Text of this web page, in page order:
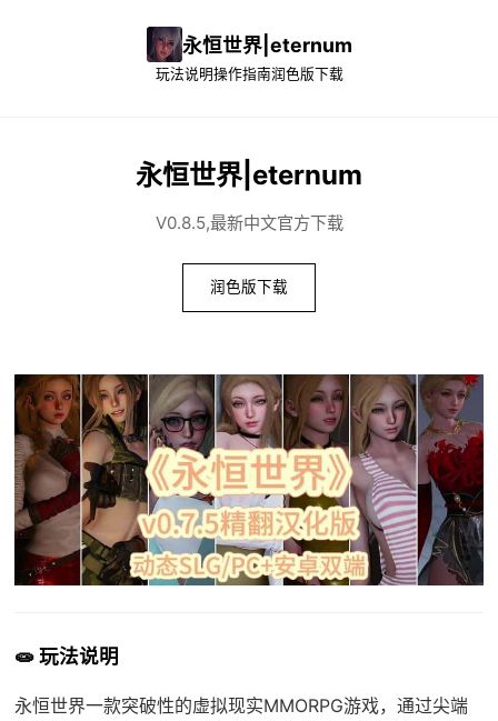
永恒世界|eternum
玩法说明操作指南润色版下载
永恒世界|eternum
V0.8.5,最新中文官方下载
润色版下载
🧫 玩法说明
永恒世界一款突破性的虚拟现实MMORPG游戏，通过尖端